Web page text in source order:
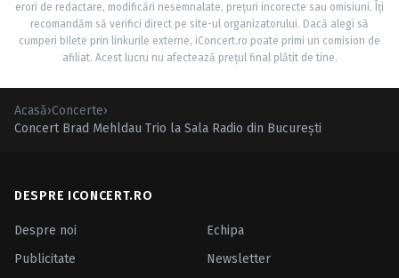
erori de redactare, modificări nesemnalate, prețuri incorecte sau omisiuni. Îți
recomandăm să verifici direct pe site-ul organizatorului. Dacă alegi să
cumperi bilete prin linkurile externe, iConcert.ro poate primi un comision de
afiliat. Acest lucru nu afectează prețul final plătit de tine.
Acasă›Concerte›
Concert Brad Mehldau Trio la Sala Radio din Bucureşti
DESPRE ICONCERT.RO
Despre noi
Echipa
Publicitate
Newsletter